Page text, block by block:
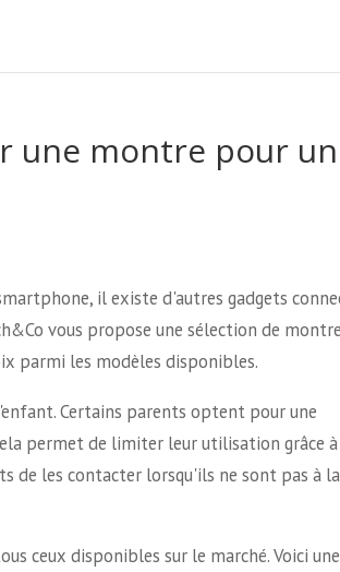
une montre pour un
il existe d'autres gadgets
vous propose une sélection de
parmi les modèles disponibles.
Certains parents optent pour une
permet de limiter leur utilisation grâce à
les contacter lorsqu'ils ne sont pas à la
ceux disponibles sur le marché. Voici une